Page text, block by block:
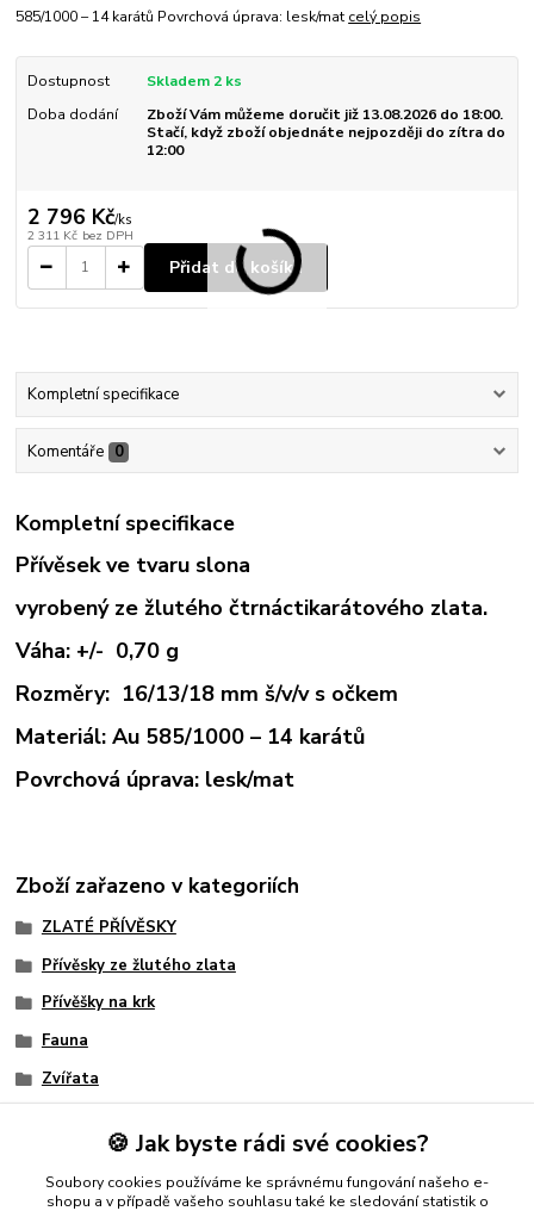
585/1000 – 14 karátů Povrchová úprava: lesk/mat celý popis
Dostupnost
Skladem 2 ks
Doba dodání
Zboží Vám můžeme doručit již 13.08.2026 do 18:00.
Stačí, když zboží objednáte nejpozději do zítra do
12:00
2 796 Kč/ks
2 311 Kč bez DPH
Přidat do košíku
Kompletní specifikace
Komentáře 0
Kompletní specifikace
Přívěsek ve tvaru slona
vyrobený ze žlutého čtrnáctikarátového zlata.
Váha: +/- 0,70 g
Rozměry: 16/13/18 mm š/v/v s očkem
Materiál: Au 585/1000 – 14 karátů
Povrchová úprava: lesk/mat
Zboží zařazeno v kategoriích
ZLATÉ PŘÍVĚSKY
Přívěsky ze žlutého zlata
Přívěšky na krk
Fauna
Zvířata
Dámský
🍪 Jak byste rádi své cookies?
Soubory cookies používáme ke správnému fungování našeho e-
shopu a v případě vašeho souhlasu také ke sledování statistik o